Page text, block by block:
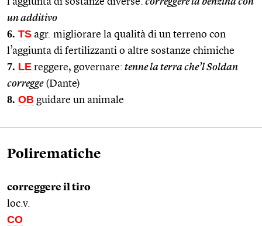
un additivo
6. TS agr. migliorare la qualità di un terreno con
l’aggiunta di fertilizzanti o altre sostanze chimiche
7. LE reggere, governare: tenne la terra che’l Soldan
corregge(Dante)
8. OB guidare un animale
Polirematiche
correggere il tiro
loc.v.
CO